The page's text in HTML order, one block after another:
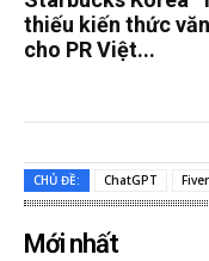
thiếu kiến thức
cho PR Việt...
CHỦ ĐỀ: ChatGPT
Mới nhất